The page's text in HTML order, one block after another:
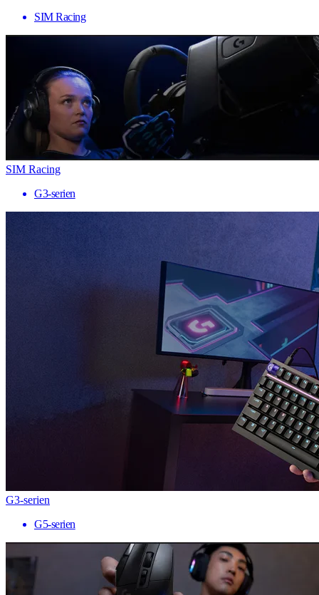
SIM Racing
SIM Racing
G3-serien
G3-serien
G5-serien